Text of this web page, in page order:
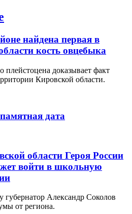
найдена первая в
кость овцебыка
плейстоцена доказывает факт
Кировской области.
дата
области Героя России
войти в школьную
губернатор Александр Соколов
от региона.